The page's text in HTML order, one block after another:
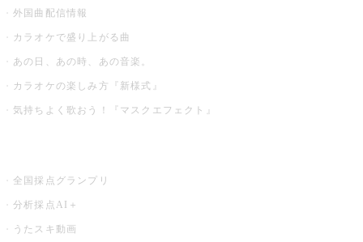
外国曲配信情報
カラオケで盛り上がる曲
あの日、あの時、あの音楽。
カラオケの楽しみ方『新様式』
気持ちよく歌おう！『マスクエフェクト』
全国採点グランプリ
分析採点AI＋
うたスキ動画